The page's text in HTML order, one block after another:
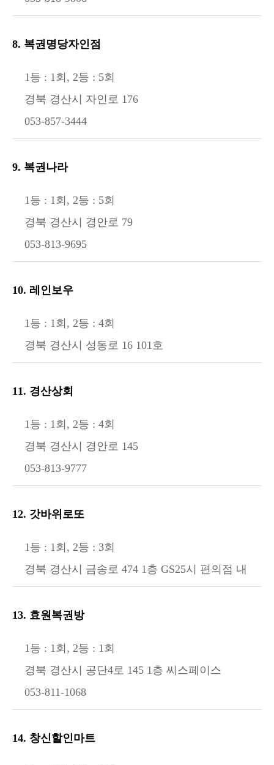
8. 복권명당자인점
1등 : 1회, 2등 : 5회
경북 경산시 자인로 176
053-857-3444
9. 복권나라
1등 : 1회, 2등 : 5회
경북 경산시 경안로 79
053-813-9695
10. 레인보우
1등 : 1회, 2등 : 4회
경북 경산시 성동로 16 101호
11. 경산상회
1등 : 1회, 2등 : 4회
경북 경산시 경안로 145
053-813-9777
12. 갓바위로또
1등 : 1회, 2등 : 3회
경북 경산시 금송로 474 1층 GS25시 편의점 내
13. 효원복권방
1등 : 1회, 2등 : 1회
경북 경산시 공단4로 145 1층 씨스페이스
053-811-1068
14. 창신할인마트